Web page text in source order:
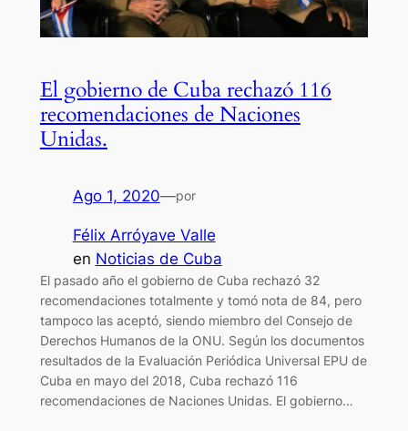
El gobierno de Cuba rechazó 116
recomendaciones de Naciones
Unidas.
Ago 1, 2020—por
Félix Arróyave Valle
en Noticias de Cuba
El pasado año el gobierno de Cuba rechazó 32
recomendaciones totalmente y tomó nota de 84, pero
tampoco las aceptó, siendo miembro del Consejo de
Derechos Humanos de la ONU. Según los documentos
resultados de la Evaluación Periódica Universal EPU de
Cuba en mayo del 2018, Cuba rechazó 116
recomendaciones de Naciones Unidas. El gobierno…